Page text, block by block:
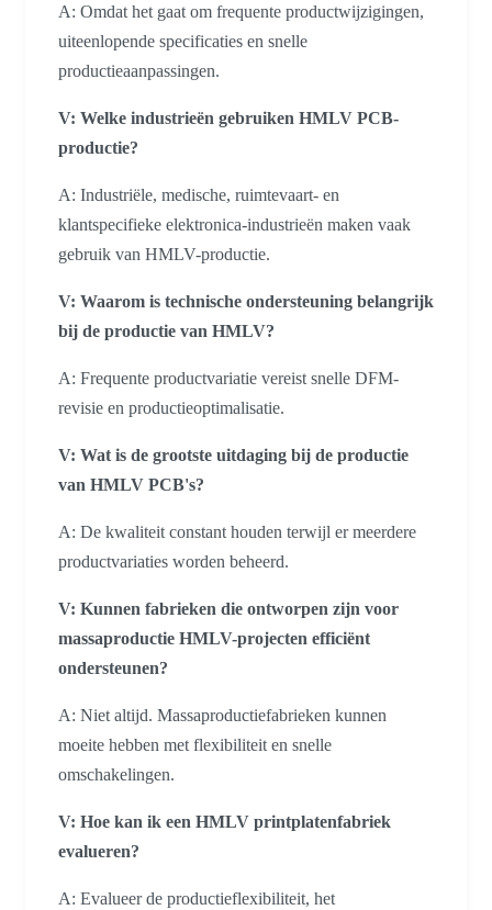
A: Omdat het gaat om frequente productwijzigingen,
uiteenlopende specificaties en snelle
productieaanpassingen.
V: Welke industrieën gebruiken HMLV PCB-
productie?
A: Industriële, medische, ruimtevaart- en
klantspecifieke elektronica-industrieën maken vaak
gebruik van HMLV-productie.
V: Waarom is technische ondersteuning belangrijk
bij de productie van HMLV?
A: Frequente productvariatie vereist snelle DFM-
revisie en productieoptimalisatie.
V: Wat is de grootste uitdaging bij de productie
van HMLV PCB's?
A: De kwaliteit constant houden terwijl er meerdere
productvariaties worden beheerd.
V: Kunnen fabrieken die ontworpen zijn voor
massaproductie HMLV-projecten efficiënt
ondersteunen?
A: Niet altijd. Massaproductiefabrieken kunnen
moeite hebben met flexibiliteit en snelle
omschakelingen.
V: Hoe kan ik een HMLV printplatenfabriek
evalueren?
A: Evalueer de productieflexibiliteit, het